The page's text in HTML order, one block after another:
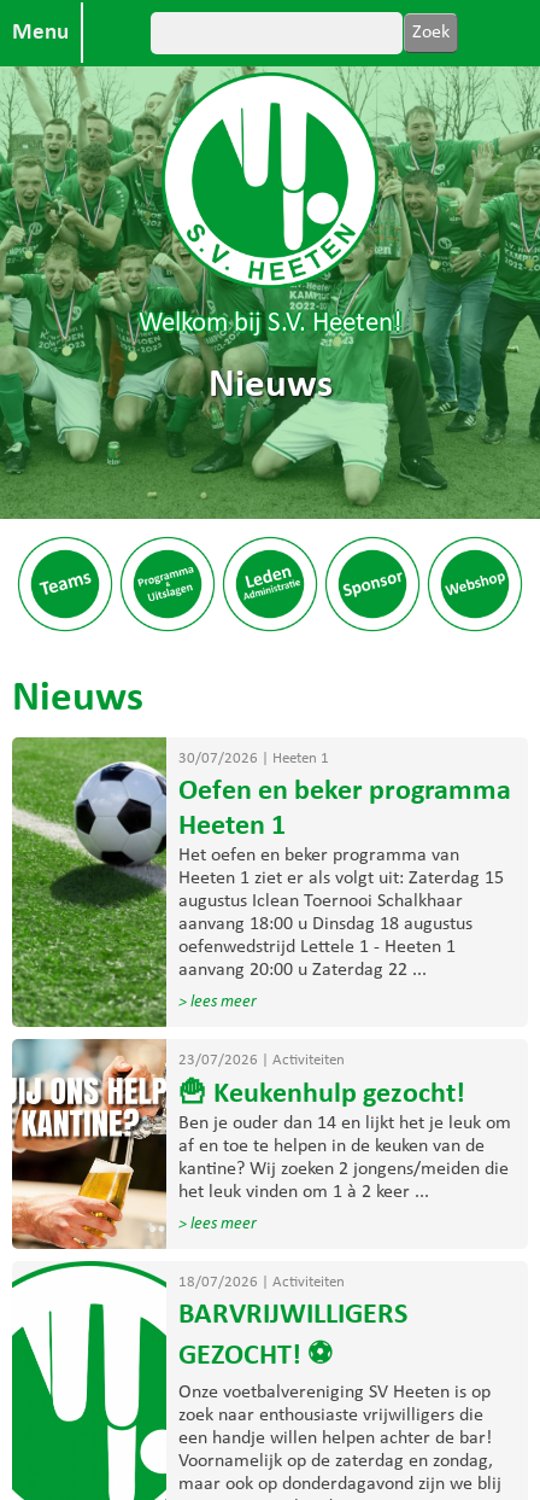
Menu
Welkom bij S.V. Heeten!
Nieuws
Nieuws
30/07/2026 Heeten 1
Oefen en beker programma
Heeten 1
Het oefen en beker programma van
Heeten 1 ziet er als volgt uit: Zaterdag 15
augustus Iclean Toernooi Schalkhaar
aanvang 18:00 u Dinsdag 18 augustus
oefenwedstrijd Lettele 1 - Heeten 1
aanvang 20:00 u Zaterdag 22 ...
> lees meer
23/07/2026 Activiteiten
🍟 Keukenhulp gezocht!
Ben je ouder dan 14 en lijkt het je leuk om
af en toe te helpen in de keuken van de
kantine? Wij zoeken 2 jongens/meiden die
het leuk vinden om 1 à 2 keer ...
> lees meer
18/07/2026 Activiteiten
BARVRIJWILLIGERS
GEZOCHT! ⚽
Onze voetbalvereniging SV Heeten is op
zoek naar enthousiaste vrijwilligers die
een handje willen helpen achter de bar!
Voornamelijk op de zaterdag en zondag,
maar ook op donderdagavond zijn we blij